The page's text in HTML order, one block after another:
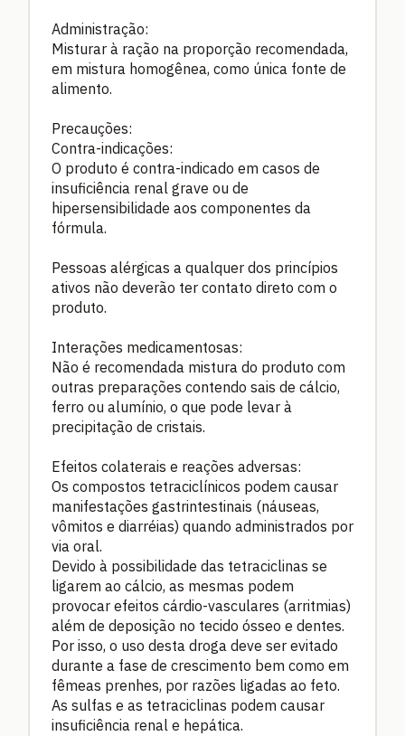
Administração:
Misturar à ração na proporção recomendada,
em mistura homogênea, como única fonte de
alimento.
Precauções:
Contra-indicações:
O produto é contra-indicado em casos de
insuficiência renal grave ou de
hipersensibilidade aos componentes da
fórmula.
Pessoas alérgicas a qualquer dos princípios
ativos não deverão ter contato direto com o
produto.
Interações medicamentosas:
Não é recomendada mistura do produto com
outras preparações contendo sais de cálcio,
ferro ou alumínio, o que pode levar à
precipitação de cristais.
Efeitos colaterais e reações adversas:
Os compostos tetraciclínicos podem causar
manifestações gastrintestinais (náuseas,
vômitos e diarréias) quando administrados por
via oral.
Devido à possibilidade das tetraciclinas se
ligarem ao cálcio, as mesmas podem
provocar efeitos cárdio-vasculares (arritmias)
além de deposição no tecido ósseo e dentes.
Por isso, o uso desta droga deve ser evitado
durante a fase de crescimento bem como em
fêmeas prenhes, por razões ligadas ao feto.
As sulfas e as tetraciclinas podem causar
insuficiência renal e hepática.